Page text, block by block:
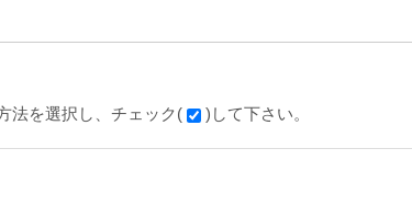
法を選択し、チェック( )して下さい。